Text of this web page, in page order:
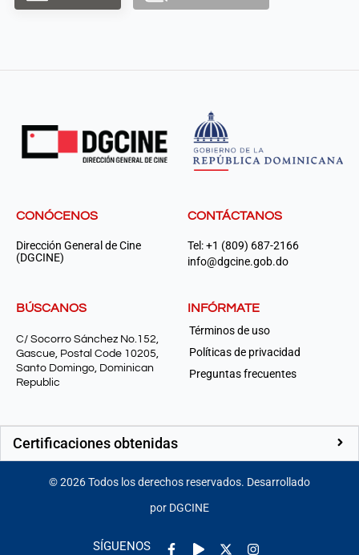
CONÓCENOS
Dirección General de Cine
(DGCINE)
CONTÁCTANOS
Tel: +1 (809) 687-2166
info@dgcine.gob.do
BÚSCANOS
C/ Socorro Sánchez No.152,
Gascue, Postal Code 10205,
Santo Domingo, Dominican
Republic
INFÓRMATE
Términos de uso
Políticas de privacidad
Preguntas frecuentes
Certificaciones obtenidas
©2026Todos los derechos reservados. Desarrollado
por DGCINE
SÍGUENOS
Facebook-
Play Instagram